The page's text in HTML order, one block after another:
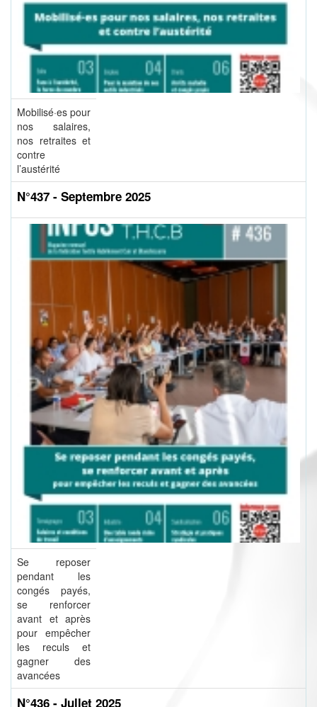
Mobilisé·es pour
nos salaires,
nos retraites et
contre
l’austérité
N°437 - Septembre 2025
Se reposer
pendant les
congés payés,
se renforcer
avant et après
pour empêcher
les reculs et
gagner des
avancées
N°436 - Jullet 2025